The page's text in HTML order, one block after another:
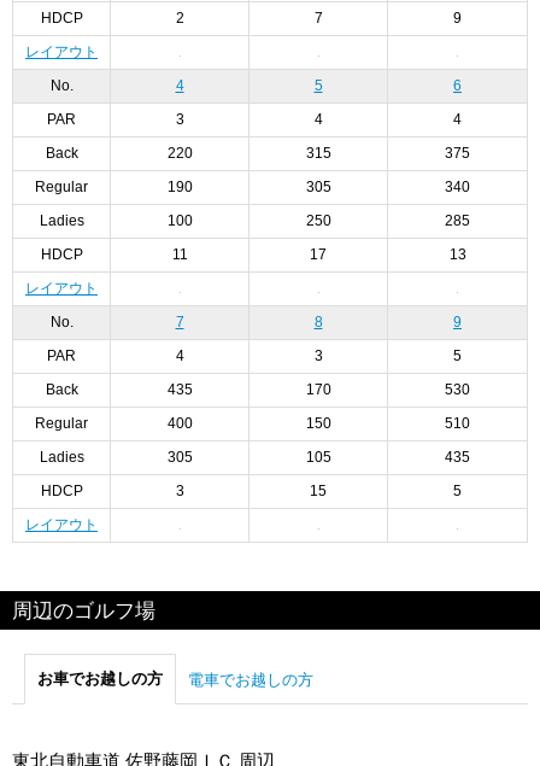
HDCP 2 7 9
レイアウト
No. 4 5 6
PAR 3 4 4
Back 220 315 375
Regular 190 305 340
Ladies 100 250 285
HDCP 11 17 13
レイアウト
No. 7 8 9
PAR 4 3 5
Back 435 170 530
Regular 400 150 510
Ladies 305 105 435
HDCP 3 15 5
レイアウト
周辺のゴルフ場
お車でお越しの方 電車でお越しの方
東北自動車道 佐野藤岡ＩＣ 周辺